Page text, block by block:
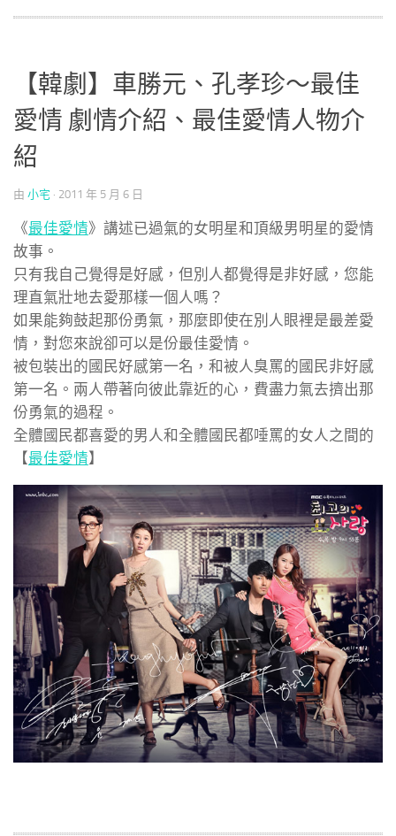
【韓劇】車勝元、孔孝珍～最佳
愛情 劇情介紹、最佳愛情人物介
紹
由 小宅 · 2011 年 5 月 6 日
《最佳愛情》講述已過氣的女明星和頂級男明星的愛情
故事。
只有我自己覺得是好感，但別人都覺得是非好感，您能
理直氣壯地去愛那樣一個人嗎？
如果能夠鼓起那份勇氣，那麼即使在別人眼裡是最差愛
情，對您來說卻可以是份最佳愛情。
被包裝出的國民好感第一名，和被人臭罵的國民非好感
第一名。兩人帶著向彼此靠近的心，費盡力氣去擠出那
份勇氣的過程。
全體國民都喜愛的男人和全體國民都唾罵的女人之間的
【最佳愛情】